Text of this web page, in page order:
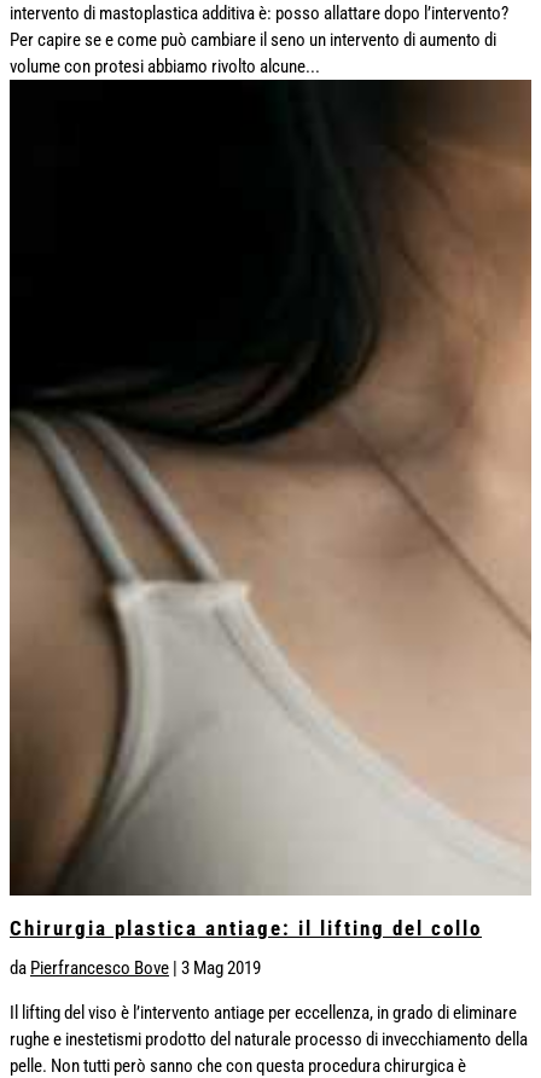
intervento di mastoplastica additiva è: posso allattare dopo l’intervento?
Per capire se e come può cambiare il seno un intervento di aumento di
volume con protesi abbiamo rivolto alcune...
Chirurgia plastica antiage: il lifting del collo
da Pierfrancesco Bove | 3 Mag 2019
Il lifting del viso è l’intervento antiage per eccellenza, in grado di eliminare
rughe e inestetismi prodotto del naturale processo di invecchiamento della
pelle. Non tutti però sanno che con questa procedura chirurgica è